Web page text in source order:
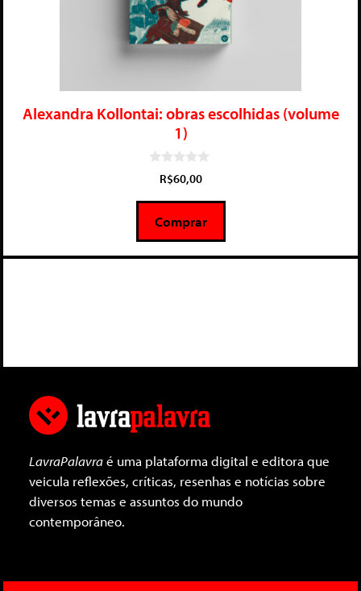
Alexandra Kollontai: obras escolhidas (volume
1)
5
R$60,00
Comprar
LavraPalavraé uma plataforma digital e editora que
veicula reflexões, críticas, resenhas e notícias sobre
diversos temas e assuntos do mundo
contemporâneo.